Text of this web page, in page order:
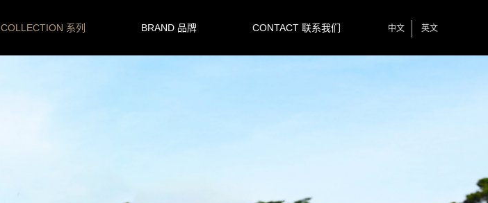
COLLECTION 系列 BRAND 品牌 CONTACT 联系我们 中文 英文